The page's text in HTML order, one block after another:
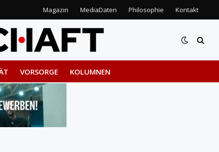
Magazin MediaDaten Philosophie Kontakt
VORSORGE KOLUMNEN